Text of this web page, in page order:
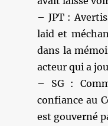
– JPT :
laid et
dans la
acteur qui a
– SG :
confiance au
est gouverné